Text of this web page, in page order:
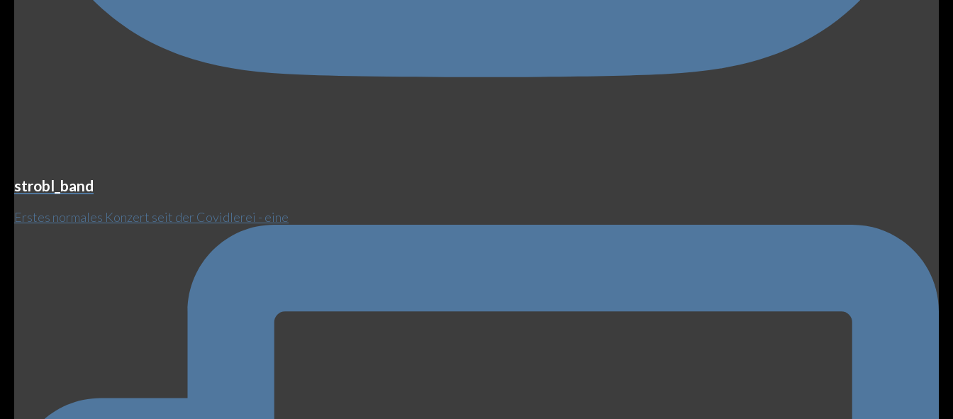
strobl_band
Erstes normales Konzert seit der Covidlerei - eine